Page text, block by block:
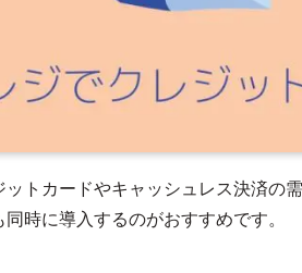
ットカードやキャッシュレス決済の
同時に導入するのがおすすめです。